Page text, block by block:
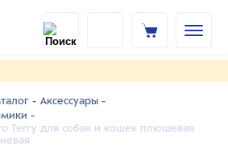
- Аксессуары -
-
Terry для собак и кошек плюшевая